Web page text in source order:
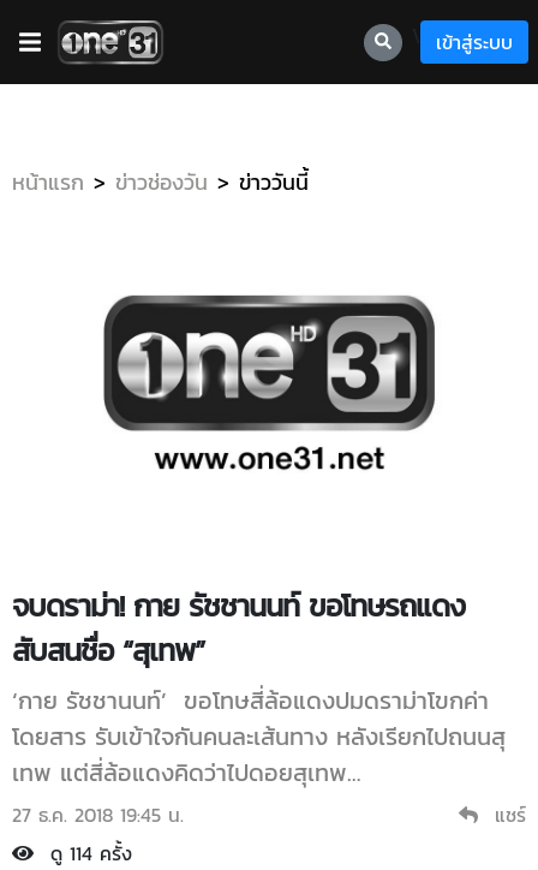
เข้าสู่ระบบ
หน้าแรก ข่าวช่องวัน ข่าววันนี้
จบดราม่า! กาย รัชชานนท์ ขอโทษรถแดง
สับสนชื่อ “สุเทพ”
‘กาย รัชชานนท์’ ขอโทษสี่ล้อแดงปมดราม่าโขกค่า
โดยสาร รับเข้าใจกันคนละเส้นทาง หลังเรียกไปถนนสุ
เทพ แต่สี่ล้อแดงคิดว่าไปดอยสุเทพ…
27 ธ.ค. 2018 19:45 น.
แชร์
ดู 114 ครั้ง